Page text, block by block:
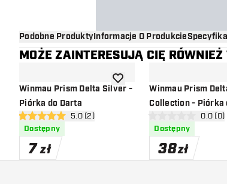
Podobne ProduktyInformacje O Produkcie
MOŻE ZAINTERESUJĄ CIĘ RÓWNIEŻ
Winmau Prism Delta Silver -
Piórka do Darta
otwórz panel recenzji
5 gwiazdki oceny5.0 (2)
Dostępny
7 zł
dodaj do listy życzeń
Winmau Prism
Collection - Piórka
otwórz
0 gwiazdki oceny0.0 (0)
Dostępny
38zł